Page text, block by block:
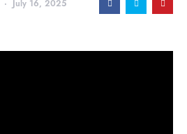
July 16, 2025